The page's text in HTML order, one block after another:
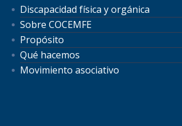
Discapacidad física y orgánica
Sobre COCEMFE
Propósito
Qué hacemos
Movimiento asociativo